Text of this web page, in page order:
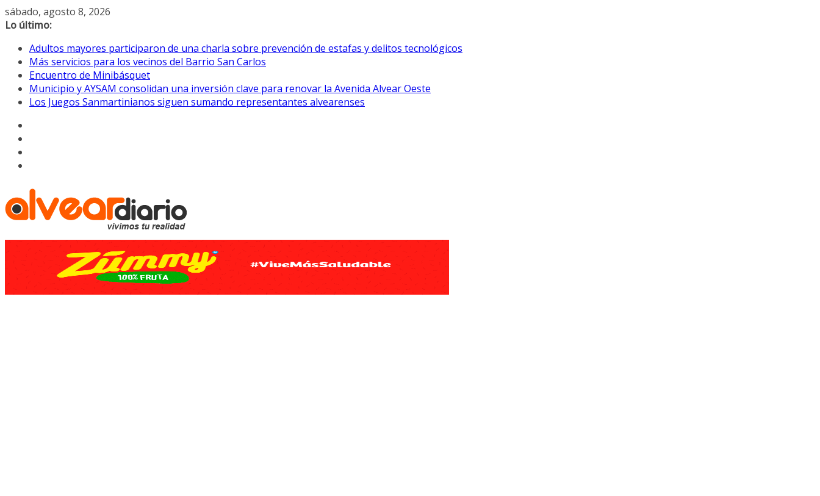
Saltar
al
sábado, agosto 8, 2026
Lo último:
Adultos mayores participaron de una charla sobre prevención de estafas y delitos tecnológicos
Más servicios para los vecinos del Barrio San Carlos
Encuentro de Minibásquet
Municipio y AYSAM consolidan una inversión clave para renovar la Avenida Alvear Oeste
Los Juegos Sanmartinianos siguen sumando representantes alvearenses